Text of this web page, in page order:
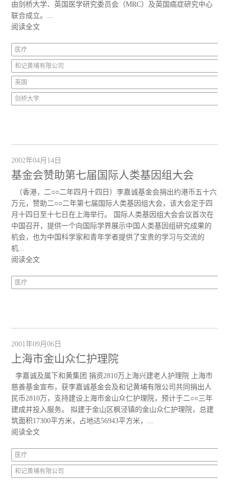
由剑桥大学、英国医学研究委员会（MRC）及英国癌症研究中心
联合成立。...
阅读全文
医疗
和记黄埔有限公司
英国
剑桥大学
2002年04月14日
基金会赞助第七届国际人类基因组大会
（香港，二○○二年四月十四日）李嘉诚基金会捐出约港币五十六
万元，赞助二○○二年第七届国际人类基因组大会，该大会定于四
月十四日至十七日在上海举行。 国际人类基因组大会会议首次在
中国召开，提供一个向国际学界展示中国人类基因组研究成果的
机会，也为中国科学家和青年学者提供了宝贵的学习与交流的
机...
阅读全文
医疗
2001年09月06日
上海市金山众仁护理院
李嘉诚及属下和黄集团 捐资2810万上海兴建老人护理院 上海市
慈善基金宣布，获李嘉诚基金会及和记黄埔有限公司共同捐出人
民币2810万，支持建设上海市金山众仁护理院，预计于二○○三年
建成并投入服务。 拟建于金山区枫泾镇的金山众仁护理院，总建
筑面积17300平方米，占地达56943平方米，...
阅读全文
医疗
和记黄埔有限公司